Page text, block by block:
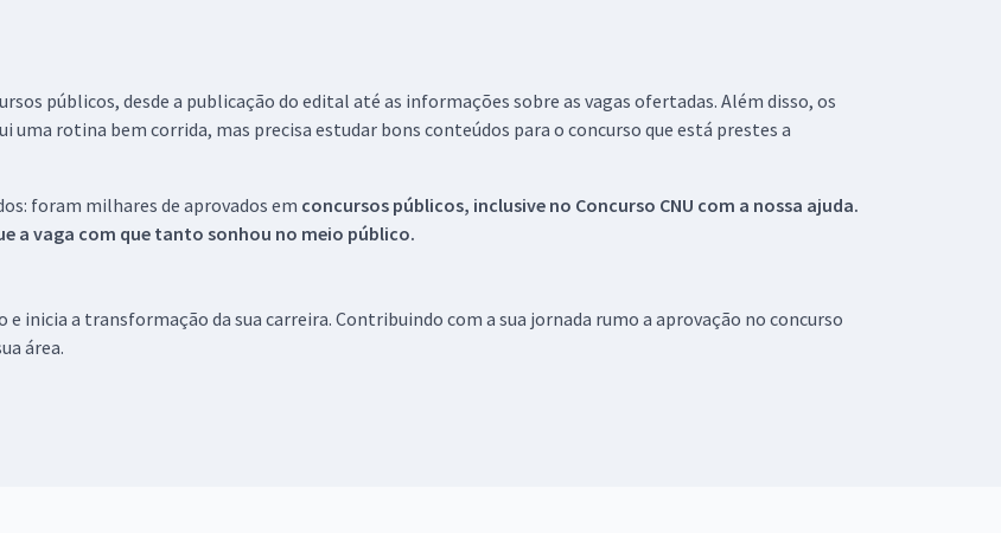
públicos, desde a publicação do edital até as informações sobre as vagas ofertadas. Além disso, os
uma rotina bem corrida, mas precisa estudar bons conteúdos para o concurso que está prestes a
foram milhares de aprovados em concursos públicos, inclusive no Concurso CNU com a nossa ajuda.
a vaga com que tanto sonhou no meio público.
e inicia a transformação da sua carreira. Contribuindo com a sua jornada rumo a aprovação no concurso
área.